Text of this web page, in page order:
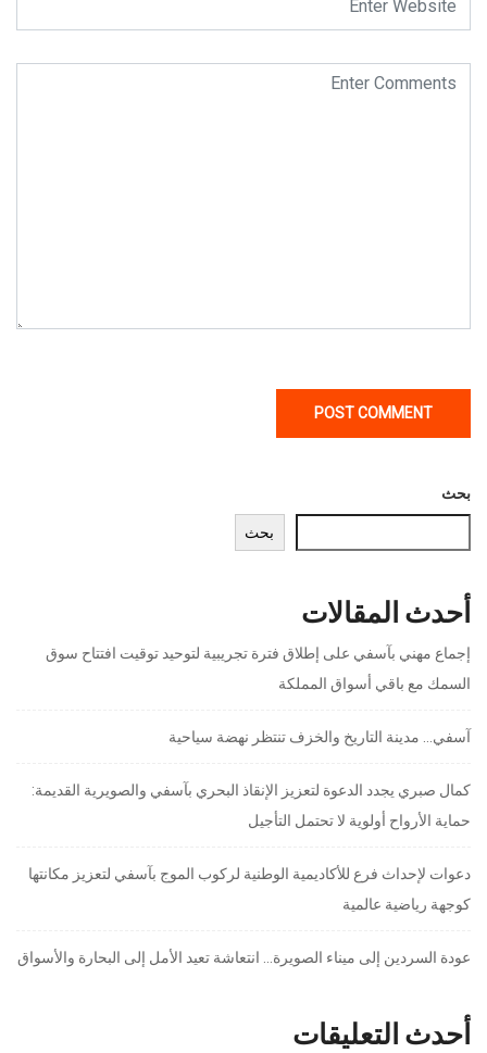
بحث
بحث
أحدث المقالات
إجماع مهني بآسفي على إطلاق فترة تجريبية لتوحيد توقيت افتتاح سوق
السمك مع باقي أسواق المملكة
آسفي… مدينة التاريخ والخزف تنتظر نهضة سياحية
كمال صبري يجدد الدعوة لتعزيز الإنقاذ البحري بآسفي والصويرية القديمة:
حماية الأرواح أولوية لا تحتمل التأجيل
دعوات لإحداث فرع للأكاديمية الوطنية لركوب الموج بآسفي لتعزيز مكانتها
كوجهة رياضية عالمية
عودة السردين إلى ميناء الصويرة… انتعاشة تعيد الأمل إلى البحارة والأسواق
أحدث التعليقات